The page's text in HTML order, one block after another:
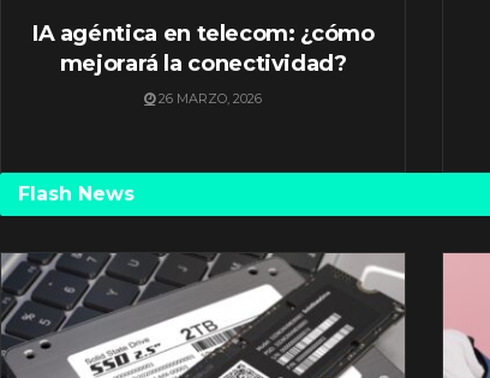
IA agéntica en telecom: ¿cómo
mejorará la conectividad?
26 MARZO, 2026
Flash News